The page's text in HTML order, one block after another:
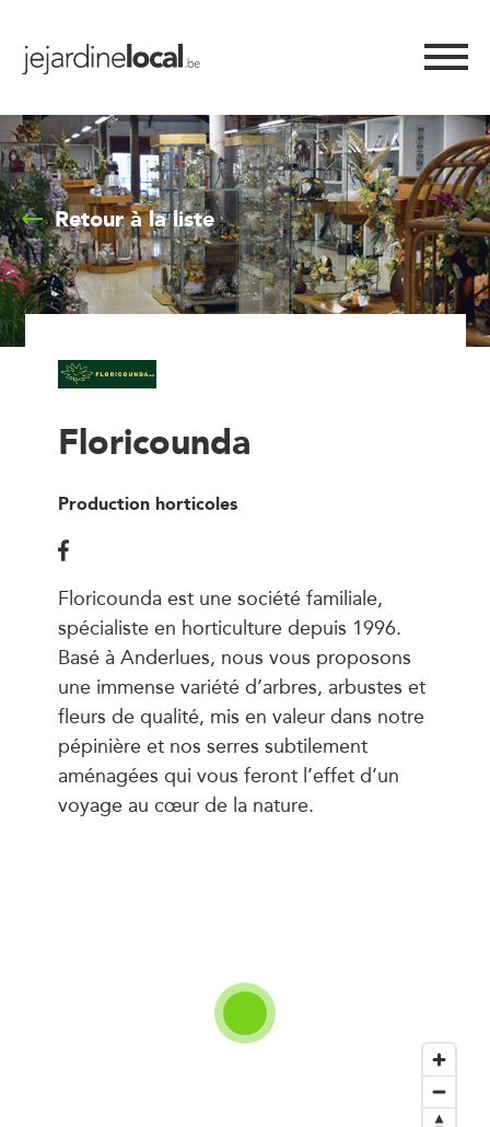
Retour à la liste
Floricounda
Production horticoles
Floricounda est une société familiale,
spécialiste en horticulture depuis 1996.
Basé à Anderlues, nous vous proposons
une immense variété d’arbres, arbustes et
fleurs de qualité, mis en valeur dans notre
pépinière et nos serres subtilement
aménagées qui vous feront l’effet d’un
voyage au cœur de la nature.